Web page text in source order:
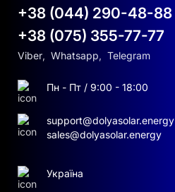
+38 (044) 290-48-88
+38 (075) 355-77-77
Viber, Whatsapp, Telegram
Пн - Пт / 9:00 - 18:00
support@dolyasolar.energy
sales@dolyasolar.energy
Україна